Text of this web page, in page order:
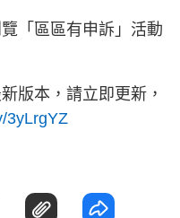
「區區有申訴」活動
版本，請立即更新，
3yLrgYZ